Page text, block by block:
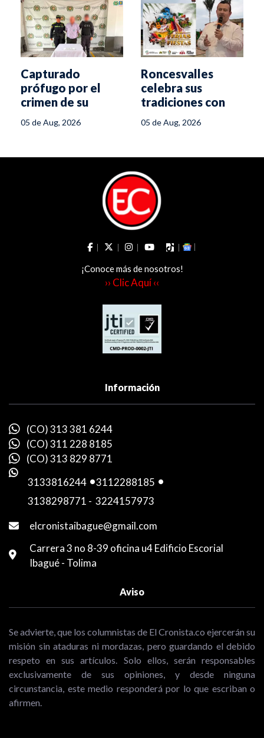
Capturado
prófugo por el
crimen de su
años en Melgar
05 de Aug, 2026
Roncesvalles
celebra sus
tradiciones con
14 al 17 de agosto
05 de Aug, 2026
¡Conoce más de nosotros!
›› Clic Aquí ‹‹
Información
(CO) 313 381 6244
(CO) 311 228 8185
(CO) 313 829 8771
3133816244 -3112288185 -
3138298771 - 3224157973
elcronistaibague@gmail.com
Carrera 3 no 8-39 oficina u4 Edificio Escorial
Ibagué - Tolima
Aviso
Se advierte, que los columnistas de El Cronista.co ejercerán su
misión sin ataduras ni mordazas, pero guardando el debido
respeto en sus artículos. Solo ellos, serán responsables
exclusivamente de sus opiniones, y desde ninguna
circunstancia, este medio responderá por lo que escriban o
afirmen.